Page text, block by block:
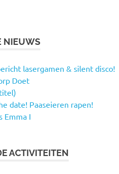
NIEUWS
lasergamen & silent disco!
Doet
date! Paaseieren rapen!
Emma I
ACTIVITEITEN